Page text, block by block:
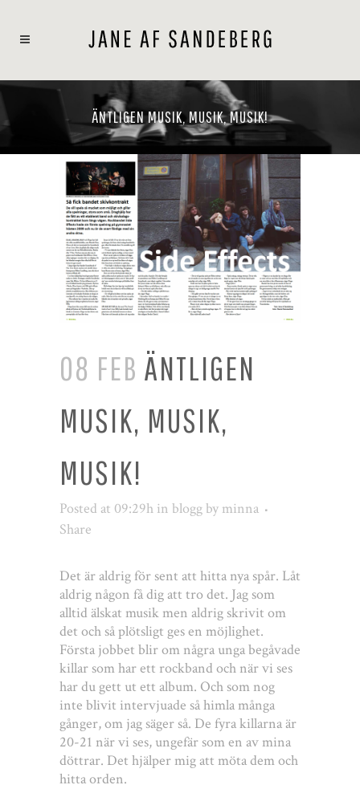
ÄNTLIGEN MUSIK, MUSIK, MUSIK!
08 FEB ÄNTLIGEN
MUSIK, MUSIK,
MUSIK!
Posted at 09:29h in bloggby minna
Share
Det är aldrig för sent att hitta nya spår. Låt
aldrig någon få dig att tro det. Jag som
alltid älskat musik men aldrig skrivit om
det och så plötsligt ges en möjlighet.
Första jobbet blir om några unga begåvade
killar som har ett rockband och när vi ses
har du gett ut ett album. Och som nog
inte blivit intervjuade så himla många
gånger, om jag säger så. De fyra killarna är
20-21 när vi ses, ungefär som en av mina
döttrar. Det hjälper mig att möta dem och
hitta orden.